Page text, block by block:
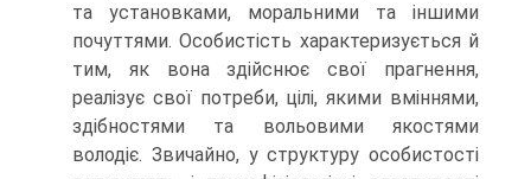
та установками, моральними та іншими
почуття­ми. Особистість характеризується й
тим, як вона здійснює свої праг­нення,
реалізує свої потреби, цілі, якими вміннями,
здібностями та вольовими якостями
володіє. Звичайно, у структуру особистості